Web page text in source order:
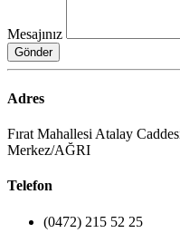
Mesajınız
Gönder
Adres
Fırat Mahallesi Atalay
Merkez/AĞRI
Telefon
(0472) 215 52 25